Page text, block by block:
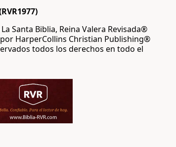
Santa Biblia, Reina Valera Revisada®
HarperCollins Christian Publishing®
todos los derechos en todo el